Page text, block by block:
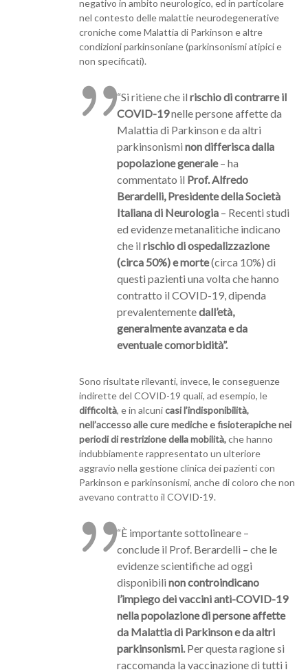
negativo in ambito neurologico, ed in particolare
nel contesto delle malattie neurodegenerative
croniche come Malattia di Parkinson e altre
condizioni parkinsoniane (parkinsonismi atipici e
non specificati).
“Si ritiene che il rischio di contrarre il
COVID-19nelle persone affette da
Malattia di Parkinson e da altri
parkinsonismi non differisca dalla
popolazione generale– ha
commentato il Prof. Alfredo
Berardelli, Presidente della Società
Italiana di Neurologia – Recenti studi
ed evidenze metanalitiche indicano
che il rischio di ospedalizzazione
(circa 50%) e morte(circa 10%) di
questi pazienti una volta che hanno
contratto il COVID-19, dipenda
prevalentementedall’età,
generalmente avanzata e da
eventuale comorbidità”.
Sono risultate rilevanti, invece, le conseguenze
indirette del COVID-19 quali, ad esempio, le
difficoltà, e in alcunicasi l’indisponibilità,
nell’accesso alle cure mediche e fisioterapiche nei
periodi di restrizione della mobilità,che hanno
indubbiamente rappresentato un ulteriore
aggravio nella gestione clinica dei pazienti con
Parkinson e parkinsonismi, anche di coloro che non
avevano contratto il COVID-19.
“È importante sottolineare –
conclude il Prof. Berardelli – che le
evidenze scientifiche ad oggi
disponibili non controindicano
l’impiego dei vaccini anti-COVID-19
nella popolazione di persone affette
da Malattia di Parkinson e da altri
parkinsonismi. Per questa ragione si
raccomanda la vaccinazione di tutti i